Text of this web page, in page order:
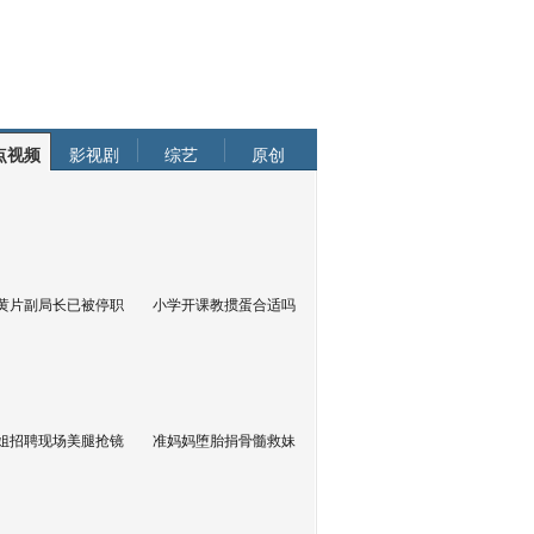
视频 影视剧 综艺 原创
片副局长已被停职 小学开课教掼蛋合适吗
招聘现场美腿抢镜 准妈妈堕胎捐骨髓救妹